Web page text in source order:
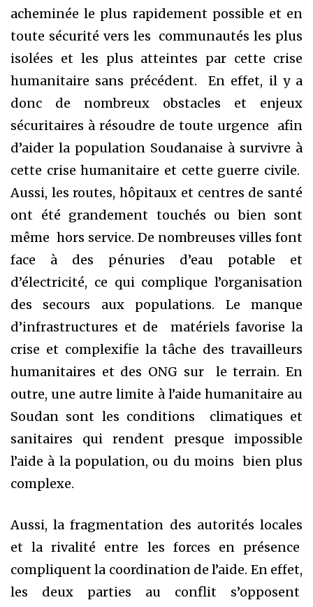
acheminée le plus rapidement possible et en
toute sécurité vers les communautés les plus
isolées et les plus atteintes par cette crise
humanitaire sans précédent. En effet, il y a
donc de nombreux obstacles et enjeux
sécuritaires à résoudre de toute urgence afin
d’aider la population Soudanaise à survivre à
cette crise humanitaire et cette guerre civile.
Aussi, les routes, hôpitaux et centres de santé
ont été grandement touchés ou bien sont
même hors service. De nombreuses villes font
face à des pénuries d’eau potable et
d’électricité, ce qui complique l’organisation
des secours aux populations. Le manque
d’infrastructures et de matériels favorise la
crise et complexifie la tâche des travailleurs
humanitaires et des ONG sur le terrain. En
outre, une autre limite à l’aide humanitaire au
Soudan sont les conditions climatiques et
sanitaires qui rendent presque impossible
l’aide à la population, ou du moins bien plus
complexe.
Aussi, la fragmentation des autorités locales
et la rivalité entre les forces en présence
compliquent la coordination de l’aide. En effet,
les deux parties au conflit s’opposent